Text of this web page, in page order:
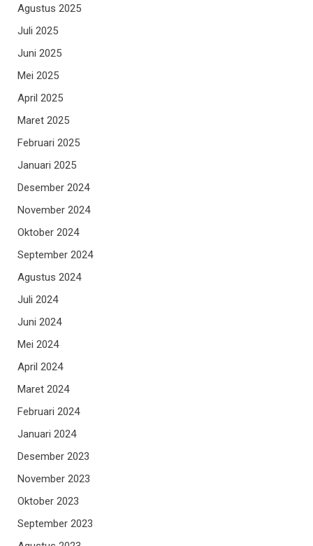
Agustus 2025
Juli 2025
Juni 2025
Mei 2025
April 2025
Maret 2025
Februari 2025
Januari 2025
Desember 2024
November 2024
Oktober 2024
September 2024
Agustus 2024
Juli 2024
Juni 2024
Mei 2024
April 2024
Maret 2024
Februari 2024
Januari 2024
Desember 2023
November 2023
Oktober 2023
September 2023